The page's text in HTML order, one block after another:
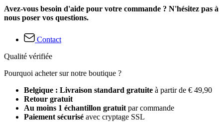
Avez-vous besoin d'aide pour votre commande ? N'hésitez pas à
nous poser vos questions.
Contact
Qualité vérifiée
Pourquoi acheter sur notre boutique ?
Belgique : Livraison standard gratuite à partir de € 49,90
Retour gratuit
Au moins 1 échantillon gratuit par commande
Paiement sécurisé avec cryptage SSL